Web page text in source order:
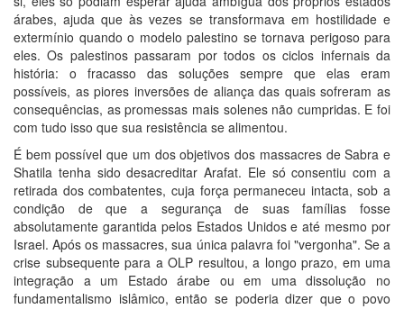
árabes, ajuda que às vezes se transformava em hostilidade e
extermínio quando o modelo palestino se tornava perigoso para
eles. Os palestinos passaram por todos os ciclos infernais da
história: o fracasso das soluções sempre que elas eram
possíveis, as piores inversões de aliança das quais sofreram as
consequências, as promessas mais solenes não cumpridas. E foi
com tudo isso que sua resistência se alimentou.
É bem possível que um dos objetivos dos massacres de Sabra e
Shatila tenha sido desacreditar Arafat. Ele só consentiu com a
retirada dos combatentes, cuja força permaneceu intacta, sob a
condição de que a segurança de suas famílias fosse
absolutamente garantida pelos Estados Unidos e até mesmo por
Israel. Após os massacres, sua única palavra foi "vergonha". Se a
crise subsequente para a OLP resultou, a longo prazo, em uma
integração a um Estado árabe ou em uma dissolução no
fundamentalismo islâmico, então se poderia dizer que o povo